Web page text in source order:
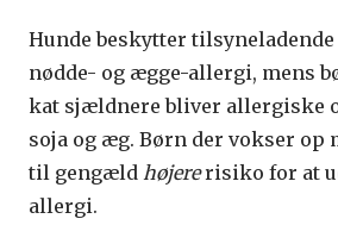
Hunde beskytter
nødde- og ægge-allergi, mens
kat sjældnere bliver allergiske
soja og æg. Børn der vokser op
til gengæld højererisiko for at
allergi.